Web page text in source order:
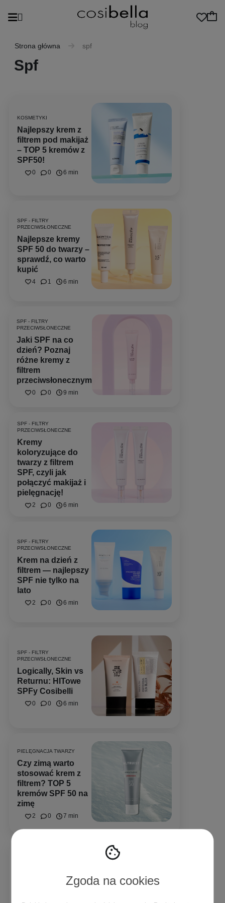
Zgoda na cookies
Strona główna spf
Spf
KOSMETYKI
Najlepszy krem z
filtrem pod makijaż
– TOP 5 kremów z
SPF50!
0 0 6 min
SPF - FILTRY
PRZECIWSŁONECZNE
Najlepsze kremy
SPF 50 do twarzy –
sprawdź, co warto
kupić
4 1 6 min
SPF - FILTRY
PRZECIWSŁONECZNE
Jaki SPF na co
dzień? Poznaj
różne kremy z
filtrem
przeciwsłonecznym
0 0 9 min
SPF - FILTRY
PRZECIWSŁONECZNE
Kremy
koloryzujące do
twarzy z filtrem
SPF, czyli jak
połączyć makijaż i
pielęgnację!
2 0 6 min
SPF - FILTRY
PRZECIWSŁONECZNE
Krem na dzień z
filtrem — najlepszy
SPF nie tylko na
lato
2 0 6 min
SPF - FILTRY
PRZECIWSŁONECZNE
Logically, Skin vs
Returnu: HITowe
SPFy Cosibelli
0 0 6 min
PIELĘGNACJA TWARZY
Czy zimą warto
stosować krem z
filtrem? TOP 5
kremów SPF 50 na
zimę
2 0 7 min
Regeneracja skóry
zimą – zadbaj o nią